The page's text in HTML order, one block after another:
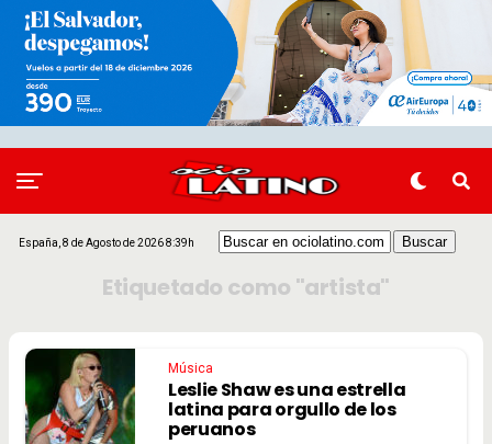
España, 8 de Agosto de 2026 8:39h
Etiquetado como "artista"
Música
Leslie Shaw es una estrella
latina para orgullo de los
peruanos